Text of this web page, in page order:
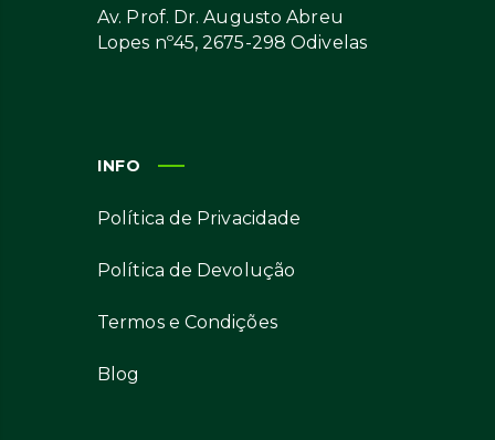
Av. Prof. Dr. Augusto Abreu
Lopes nº45, 2675-298 Odivelas
INFO
Política de Privacidade
Política de Devolução
Termos e Condições
Blog